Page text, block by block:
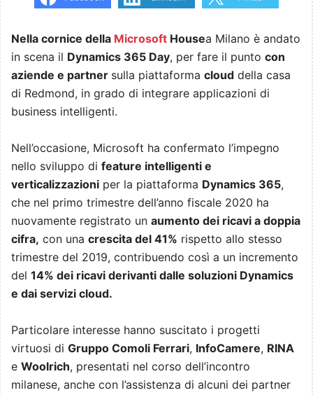
Nella cornice della Microsoft Housea Milano è andato
in scena il Dynamics 365 Day, per fare il punto con
aziende e partner sulla piattaforma cloud della casa
di Redmond, in grado di integrare applicazioni di
business intelligenti.
Nell’occasione, Microsoft ha confermato l’impegno
nello sviluppo di feature intelligenti e
verticalizzazioni per la piattaforma Dynamics 365,
che nel primo trimestre dell’anno fiscale 2020 ha
nuovamente registrato un aumento dei ricavi a doppia
cifra, con una crescita del 41% rispetto allo stesso
trimestre del 2019, contribuendo così a un incremento
del 14% dei ricavi derivanti dalle soluzioni Dynamics
e dai servizi cloud.
Particolare interesse hanno suscitato i progetti
virtuosi di Gruppo Comoli Ferrari, InfoCamere, RINA
e Woolrich, presentati nel corso dell’incontro
milanese, anche con l’assistenza di alcuni dei partner